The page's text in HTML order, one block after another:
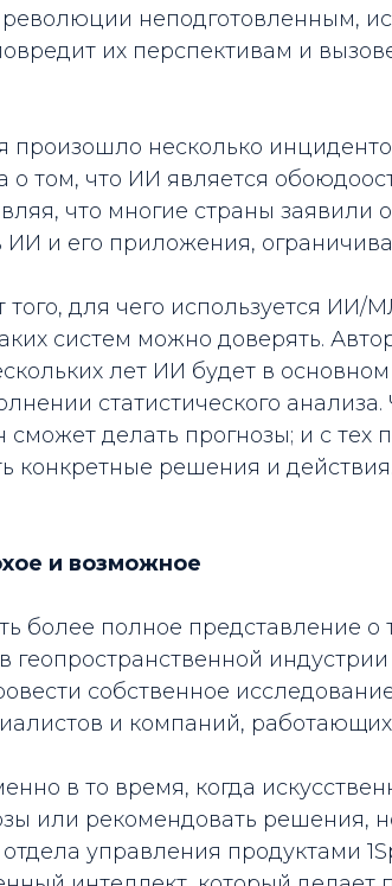
революции неподготовленным,
их перспективам и
произошло несколько
о том, что ИИ является
что многие страны заявили
ИИ и его приложения,
того, для чего используется ИИ/
систем можно доверять.
лет ИИ будет в
статистического
сможет делать прогнозы; и с
конкретные решения и действия.
и возможное
более полное представление
геопространственной
собственное
и компаний, работающих
в то время, когда
или рекомендовать решения,
отдела управления продуктами